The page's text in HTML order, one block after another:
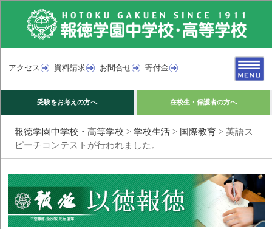
アクセス 資料請求 お問合せ 寄付金
受験をお考えの方へ 在校生・保護者の方へ
報徳学園中学校・高等学校 > 学校生活> 国際教育> 英語ス
ピーチコンテストが行われました。